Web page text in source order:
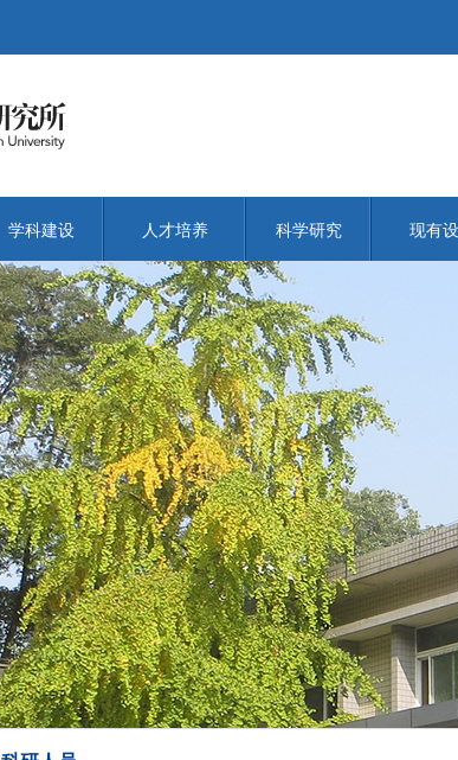
学科建设 人才培养 科学研究 现有